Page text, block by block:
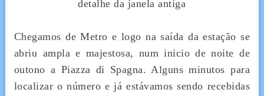
detalhe da janela antiga
Chegamos de Metro e logo na saída da estação se
abriu ampla e majestosa, num inicio de noite de
outono a Piazza di Spagna. Alguns minutos para
localizar o número e já estávamos sendo recebidas